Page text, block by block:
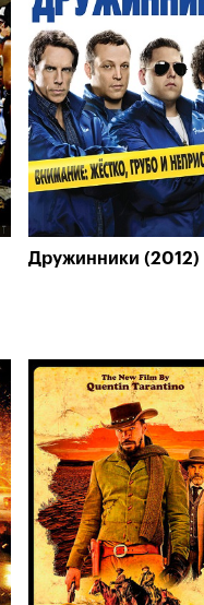
Дружинники (2012)